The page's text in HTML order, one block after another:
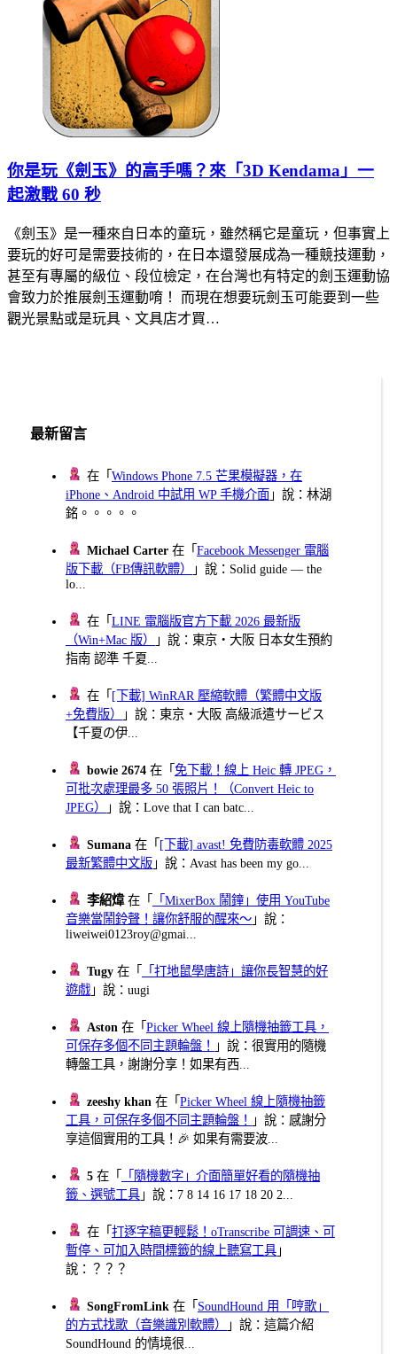
你是玩《劍玉》的高手嗎？來「3D Kendama」一
起激戰 60 秒
《劍玉》是一種來自日本的童玩，雖然稱它是童玩，但事實上
要玩的好可是需要技術的，在日本還發展成為一種競技運動，
甚至有專屬的級位、段位檢定，在台灣也有特定的劍玉運動協
會致力於推展劍玉運動唷！ 而現在想要玩劍玉可能要到一些
觀光景點或是玩具、文具店才買…
最新留言
在「Windows Phone 7.5 芒果模擬器，在
iPhone、Android 中試用 WP 手機介面 」說：林湖
銘。。。。。
Michael Carter 在「Facebook Messenger 電腦
版下載（FB傳訊軟體）
」說：Solid guide — the
lo...
在「LINE 電腦版官方下載 2026 最新版
（Win+Mac 版）
」說：東京・大阪 日本女生預約
指南 認準 千夏...
在「 [下載] WinRAR 壓縮軟體（繁體中文版
+免費版）
」說：東京・大阪 高級派遣サービス
【千夏の伊...
bowie 2674 在「免下載！線上 Heic 轉 JPEG，
可批次處理最多 50 張照片！（Convert Heic to
JPEG）
」說：Love that I can batc...
Sumana 在「 [下載] avast! 免費防毒軟體 2025
最新繁體中文版 」說：Avast has been my go...
李紹煒在「
「MixerBox 鬧鐘」使用 YouTube
音樂當鬧鈴聲！讓你舒服的醒來～ 」說：
liweiwei0123roy@gmai...
Tugy 在「
「打地鼠學唐詩」讓你長智慧的好
遊戲 」說：uugi
Aston 在「Picker Wheel 線上隨機抽籤工具，
可保存多個不同主題輪盤！
」說：很實用的隨機
轉盤工具，謝謝分享！如果有西...
zeeshy khan 在「Picker Wheel 線上隨機抽籤
工具，可保存多個不同主題輪盤！
」說：感謝分
享這個實用的工具！🎉 如果有需要波...
5 在「
「隨機數字」介面簡單好看的隨機抽
籤、選號工具 」說：7 8 14 16 17 18 20 2...
在「打逐字稿更輕鬆！oTranscribe 可調速、可
暫停、可加入時間標籤的線上聽寫工具 」
說：？？？
SongFromLink 在「 SoundHound 用「哼歌」
的方式找歌（音樂識別軟體）
」說：這篇介紹
SoundHound 的情境很...